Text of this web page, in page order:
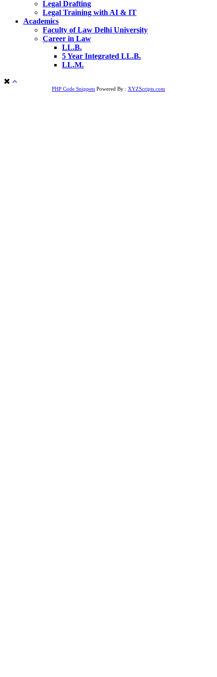
Legal Drafting
Legal Training with AI & IT
Academics
Faculty of Law Delhi University
Career in Law
LL.B.
5 Year Integrated LL.B.
LL.M.
PHP Code Snippets Powered By : XYZScripts.com